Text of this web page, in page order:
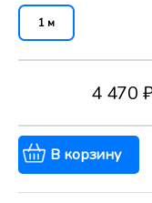
1 м
4 470
В корзину